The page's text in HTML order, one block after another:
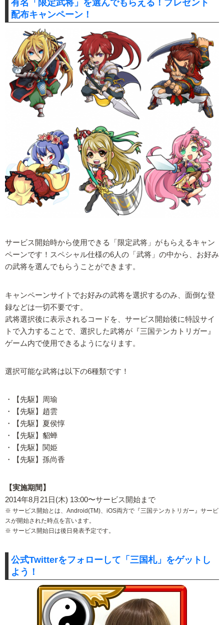
有名「限定武将」を選んでもらえる！プレゼント
配布キャンペーン！
サービス開始時から使用できる「限定武将」がもらえるキャン
ペーンです！スペシャル仕様の6人の「武将」の中から、お好み
の武将を選んでもらうことができます。
キャンペーンサイトでお好みの武将を選択するのみ、面倒な登
録などは一切不要です。
武将選択後に表示されるコードを、サービス開始後に特設サイ
トで入力することで、選択した武将が『三国テンカトリガー』
ゲーム内で使用できるようになります。
選択可能な武将は以下の6種類です！
・【先駆】周瑜
・【先駆】趙雲
・【先駆】夏侯惇
・【先駆】貂蝉
・【先駆】関姫
・【先駆】孫尚香
【実施期間】
2014年8月21日(木) 13:00〜サービス開始まで
※ サービス開始とは、Android(TM)、iOS両方で『三国テンカトリガー』サービ
スが開始された時点を言います。
※ サービス開始日は後日発表予定です。
公式Twitterをフォローして「三国札」をゲットし
よう！